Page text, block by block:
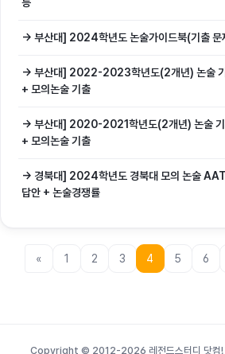
→ 부산대] 2024학년도 논술가이드북(기출 문
→ 부산대] 2022-2023학년도(2개년) 논술 기
+ 모의논술 기출
→ 부산대] 2020-2021학년도(2개년) 논술 기
+ 모의논술 기출
→ 경북대] 2024학년도 경북대 모의 논술 AAT
답안 + 논술경쟁률
« 1 2 3 4 5 6
Copyright © 2012-2026 레전드스터디 닷